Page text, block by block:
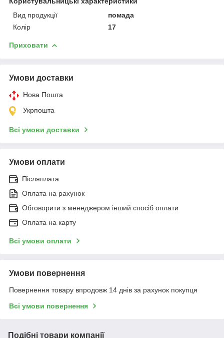
Вид продукції
помада
Колір
17
Приховати
Умови доставки
Нова Пошта
Укрпошта
Всі умови доставки
Умови оплати
Післяплата
Оплата на рахунок
Обговорити з менеджером інший спосіб оплати
Оплата на карту
Всі умови оплати
Умови повернення
Повернення товару впродовж 14 днів за рахунок покупця
Всі умови повернення
Подібні товари компанії